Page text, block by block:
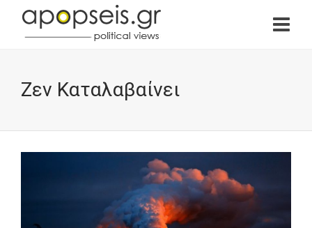
Ζεν Καταλαβαίνει